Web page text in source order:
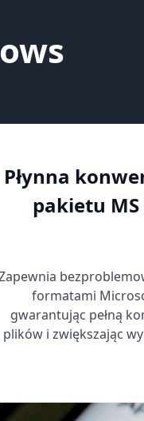
Płynna
pakietu
formatami
gwarantując pełną
plików i zwiększając